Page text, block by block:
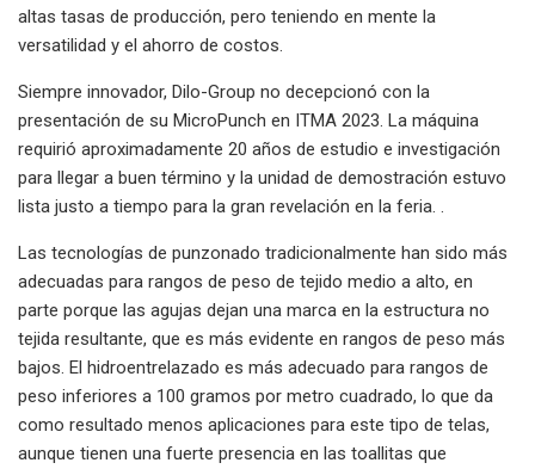
altas tasas de producción, pero teniendo en mente la
versatilidad y el ahorro de costos.
Siempre innovador, Dilo-Group no decepcionó con la
presentación de su MicroPunch en ITMA 2023. La máquina
requirió aproximadamente 20 años de estudio e investigación
para llegar a buen término y la unidad de demostración estuvo
lista justo a tiempo para la gran revelación en la feria. .
Las tecnologías de punzonado tradicionalmente han sido más
adecuadas para rangos de peso de tejido medio a alto, en
parte porque las agujas dejan una marca en la estructura no
tejida resultante, que es más evidente en rangos de peso más
bajos. El hidroentrelazado es más adecuado para rangos de
peso inferiores a 100 gramos por metro cuadrado, lo que da
como resultado menos aplicaciones para este tipo de telas,
aunque tienen una fuerte presencia en las toallitas que